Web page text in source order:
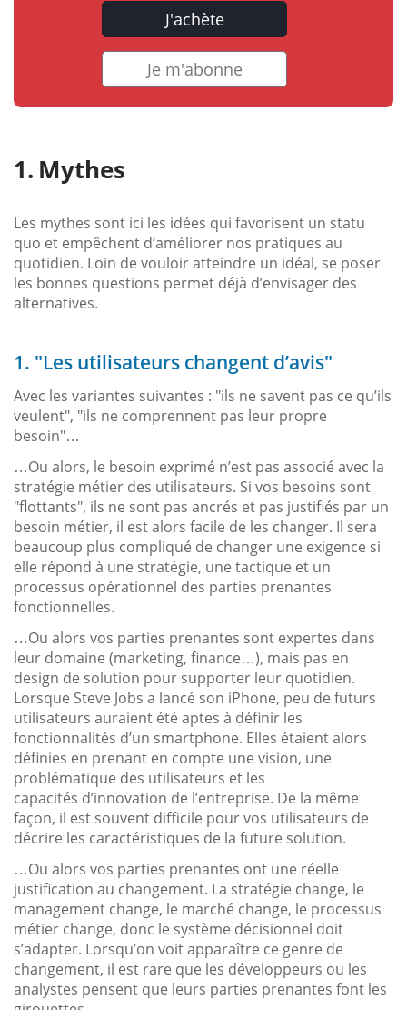
J'achète
Je m'abonne
Mythes
Les mythes sont ici les idées qui favorisent un statu
quo et empêchent d’améliorer nos pratiques au
quotidien. Loin de vouloir atteindre un idéal, se poser
les bonnes questions permet déjà d’envisager des
alternatives.
1. "Les utilisateurs changent d’avis"
Avec les variantes suivantes : "ils ne savent pas ce qu’ils
veulent", "ils ne comprennent pas leur propre
besoin"…
…Ou alors, le besoin exprimé n’est pas associé avec la
stratégie métier des utilisateurs. Si vos besoins sont
"flottants", ils ne sont pas ancrés et pas justifiés par un
besoin métier, il est alors facile de les changer. Il sera
beaucoup plus compliqué de changer une exigence si
elle répond à une stratégie, une tactique et un
processus opérationnel des parties prenantes
fonctionnelles.
…Ou alors vos parties prenantes sont expertes dans
leur domaine (marketing, finance…), mais pas en
design de solution pour supporter leur quotidien.
Lorsque Steve Jobs a lancé son iPhone, peu de futurs
utilisateurs auraient été aptes à définir les
fonctionnalités d’un smartphone. Elles étaient alors
définies en prenant en compte une vision, une
problématique des utilisateurs et les
capacités d’innovation de l’entreprise. De la même
façon, il est souvent difficile pour vos utilisateurs de
décrire les caractéristiques de la future solution.
…Ou alors vos parties prenantes ont une réelle
justification au changement. La stratégie change, le
management change, le marché change, le processus
métier change, donc le système décisionnel doit
s’adapter. Lorsqu’on voit apparaître ce genre de
changement, il est rare que les développeurs ou les
analystes pensent que leurs parties prenantes font les